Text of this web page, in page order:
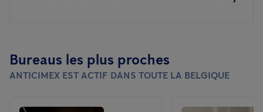
Bureaus les plus proches
ANTICIMEX EST ACTIF DANS TOUTE LA BELGIQUE